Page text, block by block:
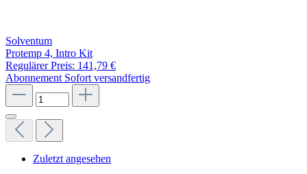
Solventum
Protemp 4, Intro Kit
Regulärer Preis: 141,79 €
Abonnement Sofort versandfertig
Zuletzt angesehen